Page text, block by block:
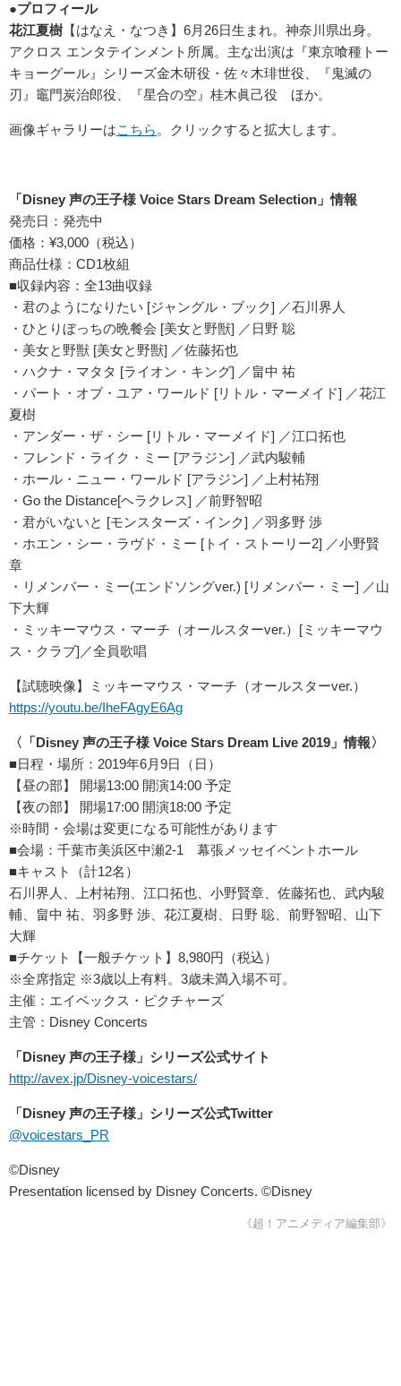
●プロフィール
花江夏樹 【はなえ・なつき】6月26日生まれ。神奈川県出身。
アクロス エンタテインメント所属。主な出演は『東京喰種トー
キョーグール』シリーズ金木研役・佐々木琲世役、『鬼滅の
刃』竈門炭治郎役、『星合の空』桂木眞己役 ほか。
画像ギャラリーはこちら 。クリックすると拡大します。
「Disney 声の王子様 Voice Stars Dream Selection」情報
発売日：発売中
価格：¥3,000（税込）
商品仕様：CD1枚組
■収録内容：全13曲収録
・君のようになりたい [ジャングル・ブック] ／石川界人
・ひとりぼっちの晩餐会 [美女と野獣] ／日野 聡
・美女と野獣 [美女と野獣] ／佐藤拓也
・ハクナ・マタタ [ライオン・キング] ／畠中 祐
・パート・オブ・ユア・ワールド [リトル・マーメイド] ／花江
夏樹
・アンダー・ザ・シー [リトル・マーメイド] ／江口拓也
・フレンド・ライク・ミー [アラジン] ／武内駿輔
・ホール・ニュー・ワールド [アラジン] ／上村祐翔
・Go the Distance[ヘラクレス] ／前野智昭
・君がいないと [モンスターズ・インク] ／羽多野 渉
・ホエン・シー・ラヴド・ミー [トイ・ストーリー2] ／小野賢
章
・リメンバー・ミー(エンドソングver.) [リメンバー・ミー] ／山
下大輝
・ミッキーマウス・マーチ（オールスターver.）[ミッキーマウ
ス・クラブ]／全員歌唱
【試聴映像】ミッキーマウス・マーチ（オールスターver.）
https://youtu.be/IheFAgyE6Ag
〈「Disney 声の王子様 Voice Stars Dream Live 2019」情報〉
■日程・場所：2019年6月9日（日）
【昼の部】 開場13:00 開演14:00 予定
【夜の部】 開場17:00 開演18:00 予定
※時間・会場は変更になる可能性があります
■会場：千葉市美浜区中瀬2-1 幕張メッセイベントホール
■キャスト（計12名）
石川界人、上村祐翔、江口拓也、小野賢章、佐藤拓也、武内駿
輔、畠中 祐、羽多野 渉、花江夏樹、日野 聡、前野智昭、山下
大輝
■チケット【一般チケット】8,980円（税込）
※全席指定 ※3歳以上有料。3歳未満入場不可。
主催：エイベックス・ピクチャーズ
主管：Disney Concerts
「Disney 声の王子様」シリーズ公式サイト
http://avex.jp/Disney-voicestars/
「Disney 声の王子様」シリーズ公式Twitter
@voicestars_PR
©Disney
Presentation licensed by Disney Concerts. ©Disney
《超！アニメディア編集部》